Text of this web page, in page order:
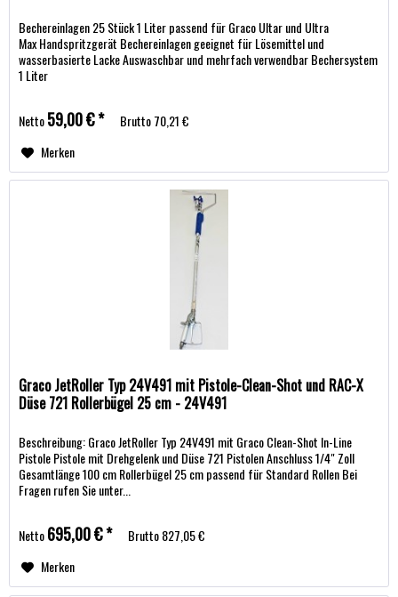
Bechereinlagen 25 Stück 1 Liter passend für Graco Ultar und Ultra
Max Handspritzgerät Bechereinlagen geeignet für Lösemittel und
wasserbasierte Lacke Auswaschbar und mehrfach verwendbar Bechersystem
1 Liter
Netto59,00 € * Brutto70,21 €
Merken
Graco JetRoller Typ 24V491 mit Pistole-Clean-Shot und RAC-X
Düse 721 Rollerbügel 25 cm - 24V491
Beschreibung: Graco JetRoller Typ 24V491 mit Graco Clean-Shot In-Line
Pistole Pistole mit Drehgelenk und Düse 721 Pistolen Anschluss 1/4" Zoll
Gesamtlänge 100 cm Rollerbügel 25 cm passend für Standard Rollen Bei
Fragen rufen Sie unter...
Netto695,00 € * Brutto827,05 €
Merken